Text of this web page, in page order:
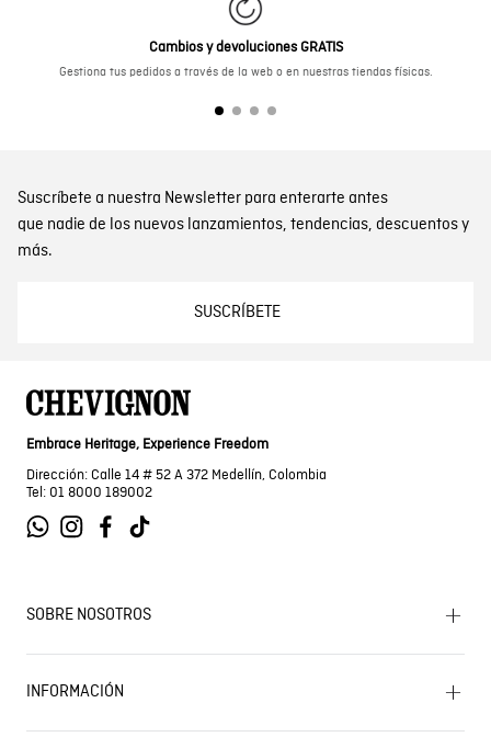
Cambios y devoluciones GRATIS
Gestiona tus pedidos a través de la web o en nuestras tiendas físicas.
Suscríbete a nuestra Newsletter para enterarte antes
que nadie de los nuevos lanzamientos, tendencias, descuentos y
más.
SUSCRÍBETE
Embrace Heritage, Experience Freedom
Dirección: Calle 14 # 52 A 372 Medellín, Colombia
Tel: 01 8000 189002
SOBRE NOSOTROS
Encuentra tu tienda
Historia de la marca
Mapa del sitio
INFORMACIÓN